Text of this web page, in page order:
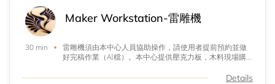
Maker Workstation-雷雕機
30 min
雷雕機須由本中心人員協助操作，請使用者提前預約並做
好完稿作業（AI檔）。本中心提供壓克力板，木料現場購
可進行切割後方能達成。系統標價為美工系師生專屬價，
Details